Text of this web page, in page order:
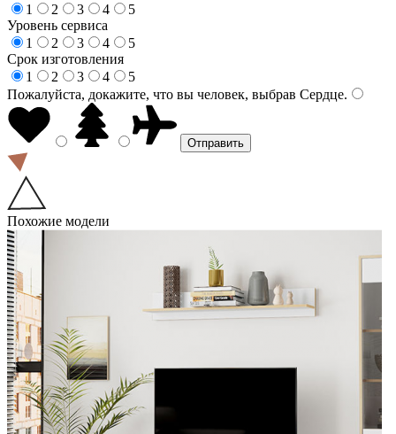
1
2 3 4
5
Уровень сервиса
1
2 3 4
5
Срок изготовления
1
2 3 4
5
Пожалуйста, докажите, что вы человек, выбрав Сердце.
Похожие модели